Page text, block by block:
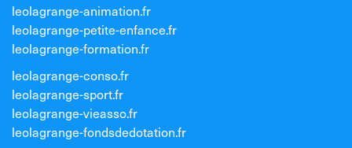
leolagrange-animation.fr
leolagrange-petite-enfance.fr
leolagrange-formation.fr
leolagrange-conso.fr
leolagrange-sport.fr
leolagrange-vieasso.fr
leolagrange-fondsdedotation.fr